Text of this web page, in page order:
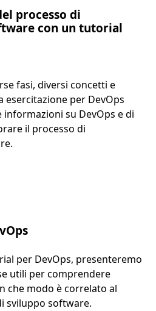
processo di
con un tutorial
fasi, diversi concetti e
esercitazione per DevOps
su DevOps e di
il processo di
per DevOps, presenteremo
utili per comprendere
che modo è correlato al
sviluppo software.